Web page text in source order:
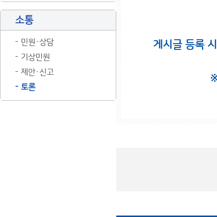
소통
민원·상담
기상민원
제안·신고
토론
게시글 등록